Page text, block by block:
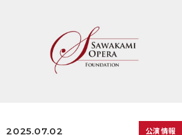
2025.07.02 公演情報